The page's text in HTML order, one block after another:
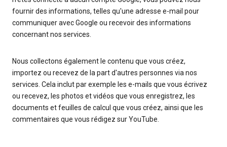
fournir des informations, telles qu'une adresse e-mail pour
communiquer avec Google ou recevoir des informations
concernant nos services.
Nous collectons également le contenu que vous créez,
importez ou recevez de la part d'autres personnes via nos
services. Cela inclut par exemple les e-mails que vous écrivez
ou recevez, les photos et vidéos que vous enregistrez, les
documents et feuilles de calcul que vous créez, ainsi que les
commentaires que vous rédigez sur YouTube.